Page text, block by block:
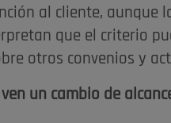
al cliente, aunque
que el criterio
otros convenios y
un cambio de